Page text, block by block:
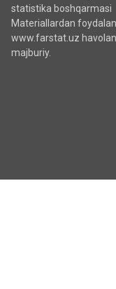
statistika boshqarmasi
Materiallardan
www.farstat.uz
majburiy.